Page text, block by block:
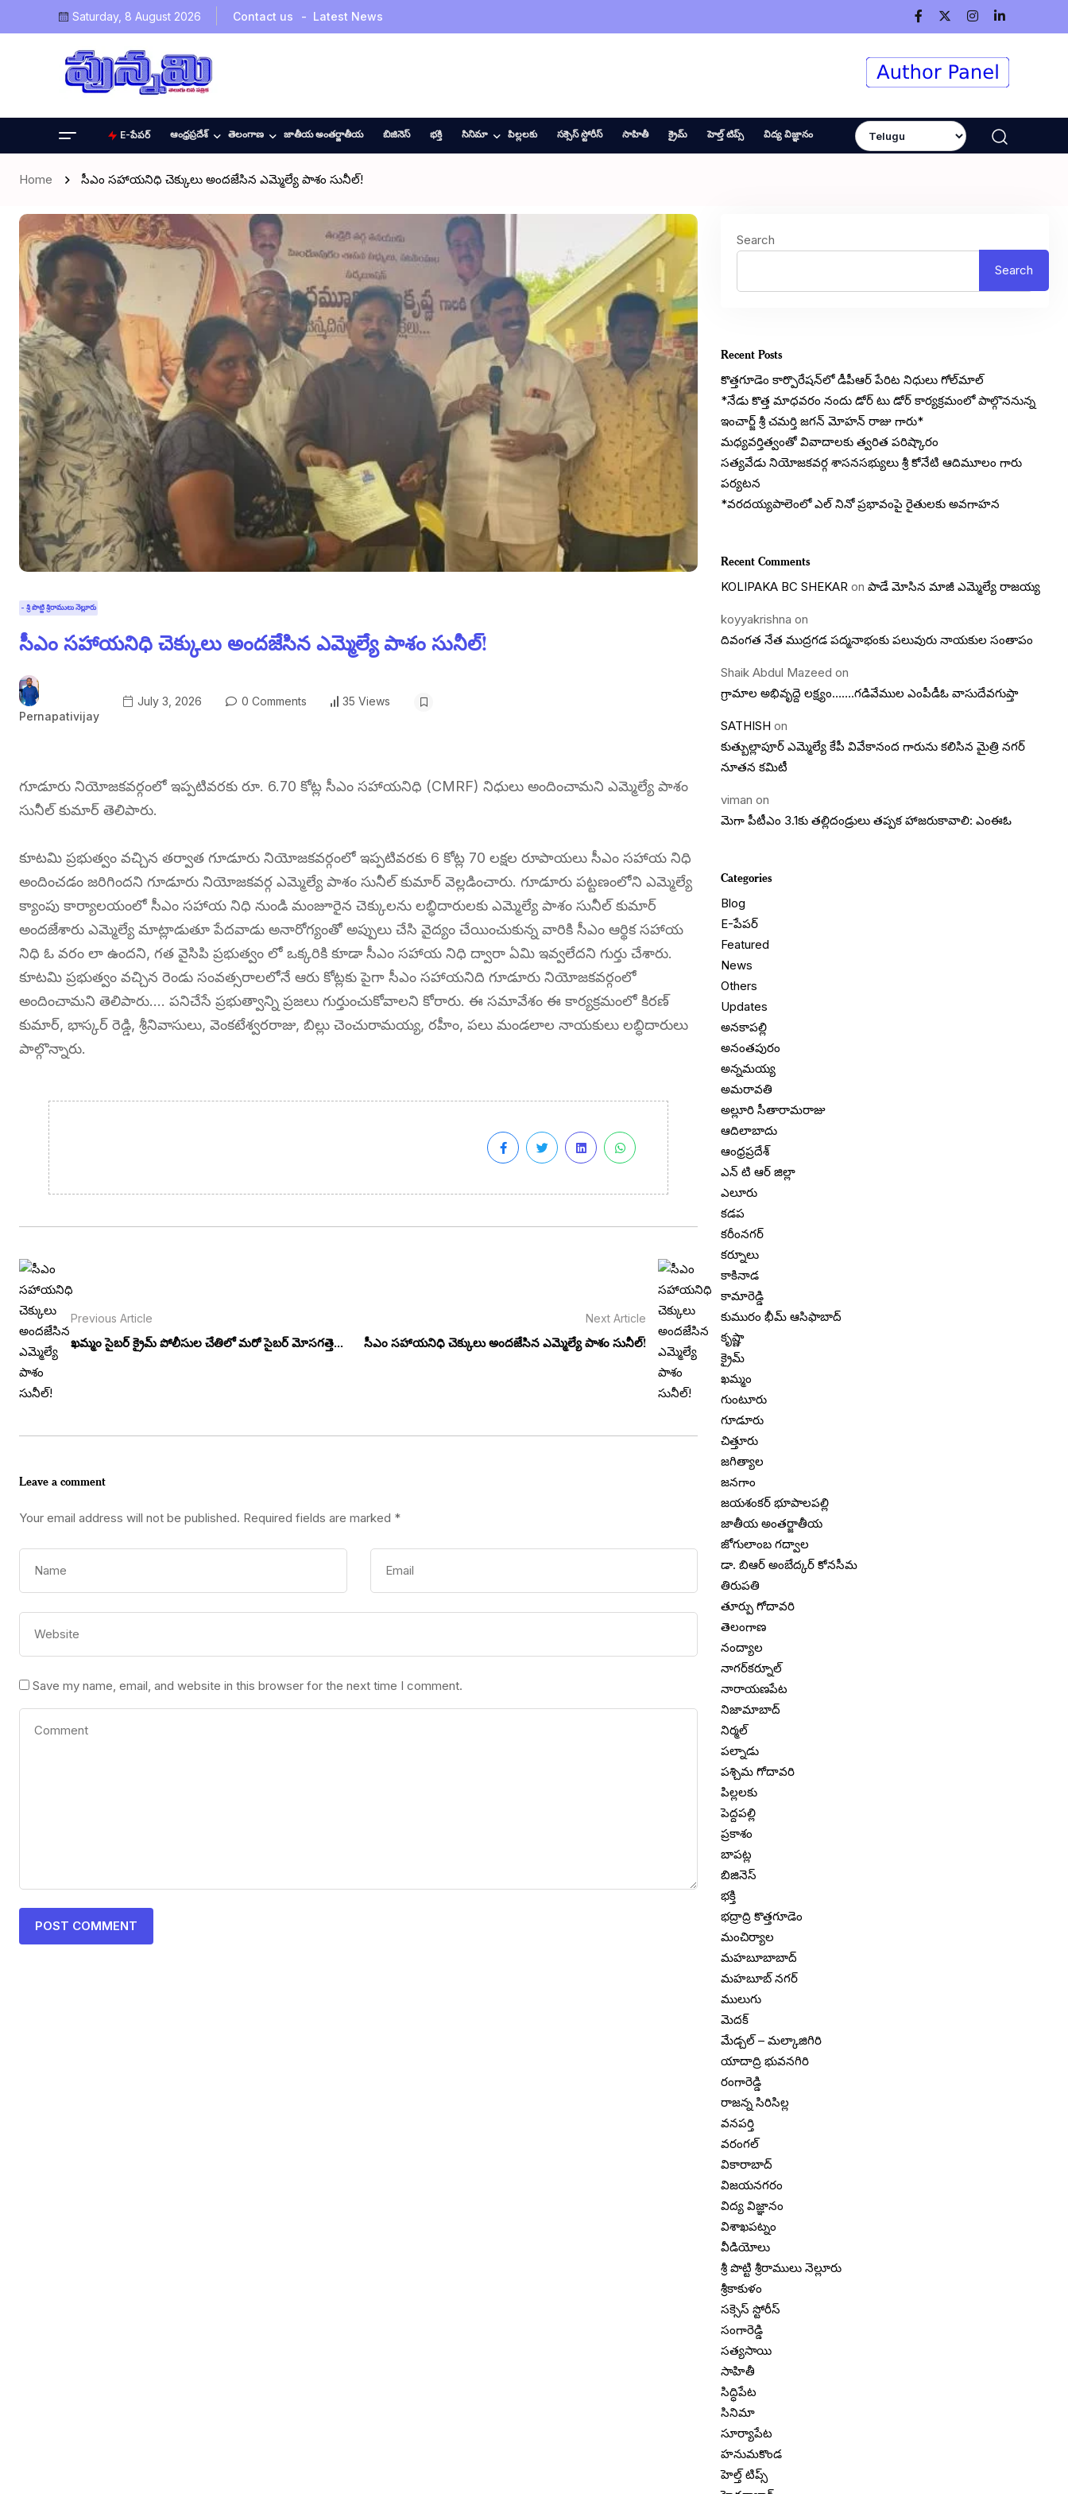
Saturday, 8 August 2026 Contact us Latest News
E-పేపర్ ఆంధ్రప్రదేశ్ తెలంగాణ జాతీయ అంతర్జాతీయ బిజినెస్ భక్తి సినిమా పిల్లలకు సక్సెస్ స్టోరీస్ సాహితీ క్రైమ్ హెల్త్ టిప్స్ విద్య విజ్ఞానం
Home సీఎం సహాయనిధి చెక్కులు అందజేసిన ఎమ్మెల్యే పాశం సునీల్!
- శ్రీ పొట్టి శ్రీరాములు నెల్లూరు
సీఎం సహాయనిధి చెక్కులు అందజేసిన ఎమ్మెల్యే పాశం సునీల్!
Pernapativijay
July 3, 2026 0 Comments 35 Views
గూడూరు నియోజకవర్గంలో ఇప్పటివరకు రూ. 6.70 కోట్ల సీఎం సహాయనిధి (CMRF) నిధులు అందించామని ఎమ్మెల్యే పాశం
సునీల్ కుమార్ తెలిపారు.
కూటమి ప్రభుత్వం వచ్చిన తర్వాత గూడూరు నియోజకవర్గంలో ఇప్పటివరకు 6 కోట్ల 70 లక్షల రూపాయలు సీఎం సహాయ నిధి
అందించడం జరిగిందని గూడూరు నియోజకవర్గ ఎమ్మెల్యే పాశం సునీల్ కుమార్ వెల్లడించారు. గూడూరు పట్టణంలోని ఎమ్మెల్యే
క్యాంపు కార్యాలయంలో సీఎం సహాయ నిధి నుండి మంజూరైన చెక్కులను లబ్ధిదారులకు ఎమ్మెల్యే పాశం సునీల్ కుమార్
అందజేశారు ఎమ్మెల్యే మాట్లాడుతూ పేదవాడు అనారోగ్యంతో అప్పులు చేసి వైద్యం చేయించుకున్న వారికి సీఎం ఆర్థిక సహాయ
నిధి ఓ వరం లా ఉందని, గత వైసిపి ప్రభుత్వం లో ఒక్కరికి కూడా సీఎం సహాయ నిధి ద్వారా ఏమి ఇవ్వలేదని గుర్తు చేశారు.
కూటమి ప్రభుత్వం వచ్చిన రెండు సంవత్సరాలలోనే ఆరు కోట్లకు పైగా సీఎం సహాయనిది గూడూరు నియోజకవర్గంలో
అందించామని తెలిపారు…. పనిచేసే ప్రభుత్వాన్ని ప్రజలు గుర్తుంచుకోవాలని కోరారు. ఈ సమావేశం ఈ కార్యక్రమంలో కిరణ్
కుమార్, భాస్కర్ రెడ్డి, శ్రీనివాసులు, వెంకటేశ్వరరాజు, బిల్లు చెంచురామయ్య, రహీం, పలు మండలాల నాయకులు లబ్ధిదారులు
పాల్గొన్నారు.
Previous Article
ఖమ్మం సైబర్ క్రైమ్ పోలీసుల చేతిలో మరో సైబర్ మోసగత్తె...
Next Article
సీఎం సహాయనిధి చెక్కులు అందజేసిన ఎమ్మెల్యే పాశం సునీల్!
Leave a comment
Your email address will not be published. Required fields are marked *
Save my name, email, and website in this browser for the next time I comment.
Search
Search
Recent Posts
కొత్త‌గూడెం కార్పొరేషన్‌లో డీపీఆర్ పేరిట నిధులు గోల్‌మాల్
*నేడు కొత్త మాధవరం నందు డోర్ టు డోర్ కార్యక్రమంలో పాల్గొననున్న
ఇంచార్జ్ శ్రీ చమర్తి జగన్ మోహన్ రాజు గారు*
మధ్యవర్తిత్వంతో వివాదాలకు త్వరిత పరిష్కారం
సత్యవేడు నియోజకవర్గ శాసనసభ్యులు శ్రీ కోనేటి ఆదిమూలం గారు
పర్యటన
*వరదయ్యపాలెంలో ఎల్ నినో ప్రభావంపై రైతులకు అవగాహన
Recent Comments
KOLIPAKA BC SHEKAR onపాడే మోసిన మాజీ ఎమ్మెల్యే రాజయ్య
koyyakrishna on
దివంగత నేత ముద్రగడ పద్మనాభంకు పలువురు నాయకుల సంతాపం
Shaik Abdul Mazeed on
గ్రామాల అభివృద్దె లక్ష్యం…….గడివేముల ఎంపీడీఓ వాసుదేవగుప్తా
SATHISH on
కుత్బుల్లాపూర్ ఎమ్మెల్యే కేపీ వివేకానంద గారును కలిసిన మైత్రి నగర్
నూతన కమిటీ
viman on
మెగా పీటీఎం 3.1కు తల్లిదండ్రులు తప్పక హాజరుకావాలి: ఎంఈఓ
Categories
Blog
E-పేపర్
Featured
News
Others
Updates
అనకాపల్లి
అనంతపురం
అన్నమయ్య
అమరావతి
అల్లూరి సీతారామరాజు
ఆదిలాబాదు
ఆంధ్రప్రదేశ్
ఎన్ టి ఆర్ జిల్లా
ఎలూరు
కడప
కరీంనగర్
కర్నూలు
కాకినాడ
కామారెడ్డి
కుమురం భీమ్ ఆసిఫాబాద్
కృష్ణా
క్రైమ్
ఖమ్మం
గుంటూరు
గూడూరు
చిత్తూరు
జగిత్యాల
జనగాం
జయశంకర్ భూపాలపల్లి
జాతీయ అంతర్జాతీయ
జోగులాంబ గద్వాల
డా. బిఆర్ అంబేద్కర్ కోనసీమ
తిరుపతి
తూర్పు గోదావరి
తెలంగాణ
నంద్యాల
నాగర్‌కర్నూల్
నారాయణపేట
నిజామాబాద్
నిర్మల్
పల్నాడు
పశ్చిమ గోదావరి
పిల్లలకు
పెద్దపల్లి
ప్రకాశం
బాపట్ల
బిజినెస్
భక్తి
భద్రాద్రి కొత్తగూడెం
మంచిర్యాల
మహబూబాబాద్
మహబూబ్ నగర్
ములుగు
మెదక్
మేడ్చల్ – మల్కాజిగిరి
యాదాద్రి భువనగిరి
రంగారెడ్డి
రాజన్న సిరిసిల్ల
వనపర్తి
వరంగల్
వికారాబాద్
విజయనగరం
విద్య విజ్ఞానం
విశాఖపట్నం
వీడియోలు
శ్రీ పొట్టి శ్రీరాములు నెల్లూరు
శ్రీకాకుళం
సక్సెస్ స్టోరీస్
సంగారెడ్డి
సత్యసాయి
సాహితీ
సిద్ధిపేట
సినిమా
సూర్యాపేట
హనుమకొండ
హెల్త్ టిప్స్